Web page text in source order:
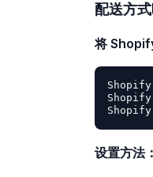
配送方
将
设置方法：